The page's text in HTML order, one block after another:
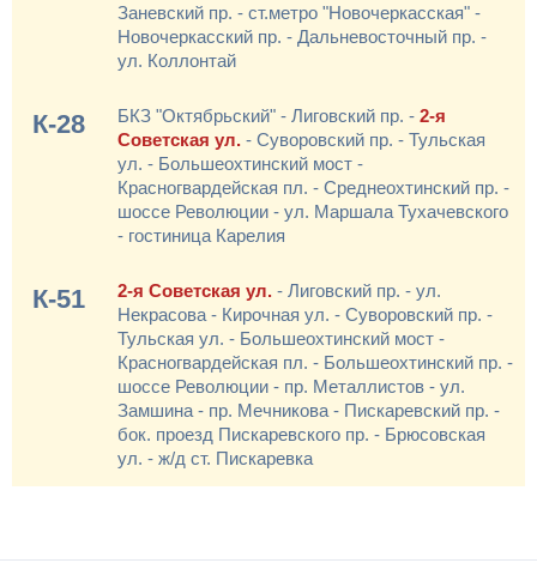
Заневский пр. - ст.метро "Новочеркасская" -
Новочеркасский пр. - Дальневосточный пр. -
ул. Коллонтай
К-28 БКЗ "Октябрьский" - Лиговский пр. - 2-я
Советская ул. - Суворовский пр. - Тульская
ул. - Большеохтинский мост -
Красногвардейская пл. - Среднеохтинский пр. -
шоссе Революции - ул. Маршала Тухачевского
- гостиница Карелия
К-51 2-я Советская ул. - Лиговский пр. - ул.
Некрасова - Кирочная ул. - Суворовский пр. -
Тульская ул. - Большеохтинский мост -
Красногвардейская пл. - Большеохтинский пр. -
шоссе Революции - пр. Металлистов - ул.
Замшина - пр. Мечникова - Пискаревский пр. -
бок. проезд Пискаревского пр. - Брюсовская
ул. - ж/д ст. Пискаревка